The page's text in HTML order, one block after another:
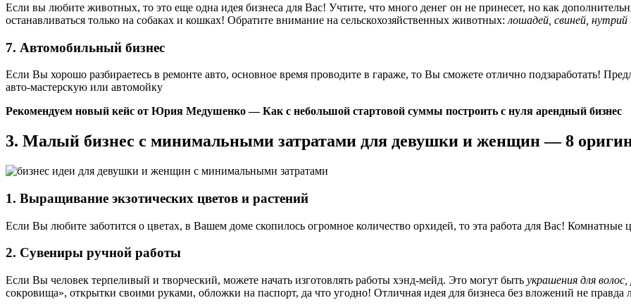
Если вы любите животных, то это еще одна идея бизнеса для Вас! Учтите, что много денег он не принесет, но как
останавливаться только на собаках и кошках! Обратите внимание на сельскохозяйственных животных: лошадей, свиней,
7. Автомобильный бизнес
Если Вы хорошо разбираетесь в ремонте авто, основное время проводите в гараже, то Вы сможете отлично подзаработать!
авто-мастерскую или автомойку
Рекомендуем новый кейс от Юрия Медушенко — Как с небольшой стартовой суммы построить с нуля арендный бизнес
3. Малый бизнес с минимальными затратами для девушки и женщин — 8
1. Выращивание экзотических цветов и растений
Если Вы любите заботится о цветах, в Вашем доме скопилось огромное количество орхидей, то эта работа для Вас!
2. Сувениры ручной работы
Если Вы человек терпеливый и творческий, можете начать изготовлять работы хэнд-мейд. Это могут быть украшения для
сокровища», открытки своими руками, обложки на паспорт, да что угодно! Отличная идея для бизнеса без вложений не правда